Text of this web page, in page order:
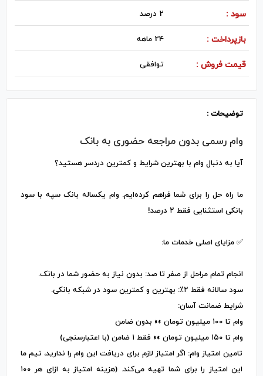
سود : 2 درصد
بازپرداخت : 24 ماهه
قیمت فروش : توافقی
توضیحات :
وام رسمی بدون مراجعه حضوری به بانک
آیا به دنبال وام با بهترین شرایط و کمترین دردسر هستید؟
ما راه حل را برای شما فراهم کرده‌ایم. وام یکساله بانک سپه با سود
بانکی استثنایی فقط ۲ درصد!
✅ مزایای اصلی خدمات ما:
انجام تمام مراحل از صفر تا صد: بدون نیاز به حضور شما در بانک.
سود سالانه فقط ۲٪: بهترین و کمترین سود در شبکه بانکی.
شرایط ضمانت آسان:
وام تا ۱۰۰ میلیون تومان »» بدون ضامن
وام تا ۱۵۰ میلیون تومان »» فقط ۱ ضامن (با اعتبارسنجی)
تامین امتیاز وام: اگر امتیاز لازم برای دریافت این وام را ندارید، تیم ما
این امتیاز را برای شما تهیه می‌کند. (هزینه امتیاز به ازای هر ۱۰۰